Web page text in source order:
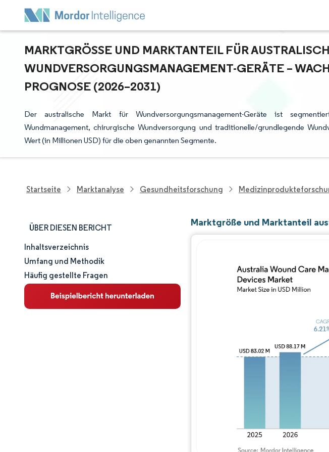
MARKTGRÖSSE UND MARKTANTEIL FÜR AUSTRALISCHE
UNDVERSORGUNGSMANAGEMENT-GERÄTE –
ROGNOSE (2026–2031)
Der australische Markt für Wundversorgungsmanagement-Geräte ist
Wundmanagement, chirurgische Wundversorgung und traditionelle/grundlegende
Wert (in Millionen USD) für die oben genannten Segmente.
Startseite Marktanalyse Gesundheitsforschung
ÜBER DIESEN BERICHT
Marktgröße und -anteil
Marktanalyse
Trends und Einblicke
Inhaltsverzeichnis
Umfang und Methodik
Häufig gestellte Fragen
Marktgröße und Marktanteil
Bild ©